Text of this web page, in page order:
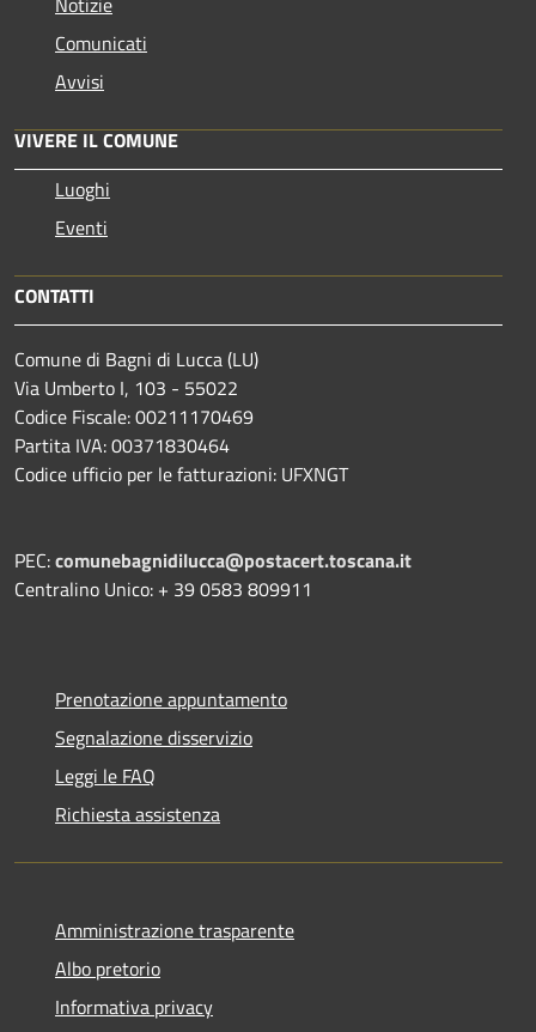
Comunicati
Avvisi
VIVERE IL COMUNE
Luoghi
Eventi
CONTATTI
Comune di Bagni di Lucca (LU)
Via Umberto I, 103 - 55022
Codice Fiscale: 00211170469
Partita IVA: 00371830464
Codice ufficio per le fatturazioni: UFXNGT
PEC:comunebagnidilucca@postacert.toscana.it
Centralino Unico: + 39 0583 809911
Prenotazione appuntamento
Segnalazione disservizio
Leggi le FAQ
Richiesta assistenza
Amministrazione trasparente
Albo pretorio
Informativa privacy